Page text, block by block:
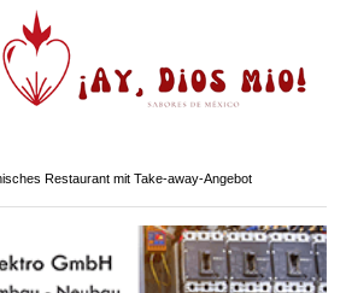
Restaurant mit Take-away-Angebot